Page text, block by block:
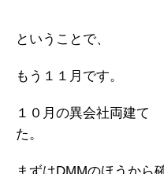
ということで、
もう１１月です。
１０月の異会社両建
た。